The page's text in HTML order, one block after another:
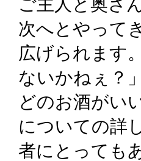
次へとやって
広げられます
ないかねぇ？
どのお酒がい
についての詳
者にとっても